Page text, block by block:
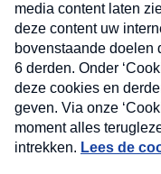
Nieuwsbrief
Neem hier een
nieuwsbrief. Elke